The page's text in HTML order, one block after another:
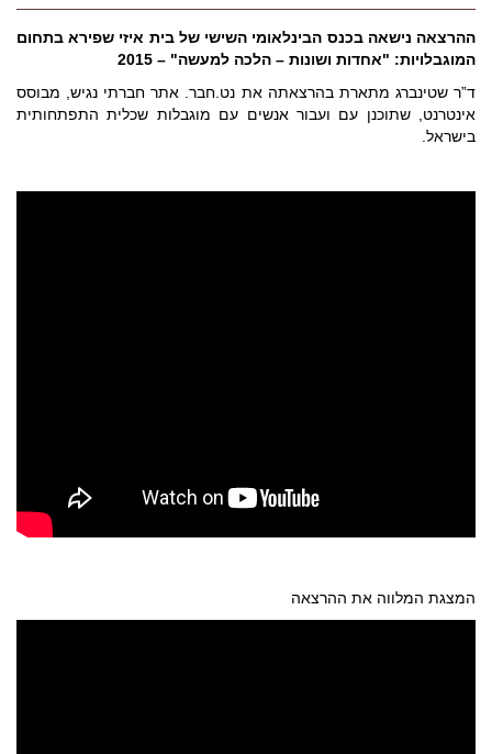
ההרצאה נישאה בכנס הבינלאומי השישי של בית איזי שפירא בתחום
המוגבלויות: "אחדות ושונות – הלכה למעשה" – 2015
ד”ר שטינברג מתארת בהרצאתה את נט.חבר. אתר חברתי נגיש, מבוסס
אינטרנט, שתוכנן עם ועבור אנשים עם מוגבלות שכלית התפתחותית
בישראל.
המצגת המלווה את ההרצאה